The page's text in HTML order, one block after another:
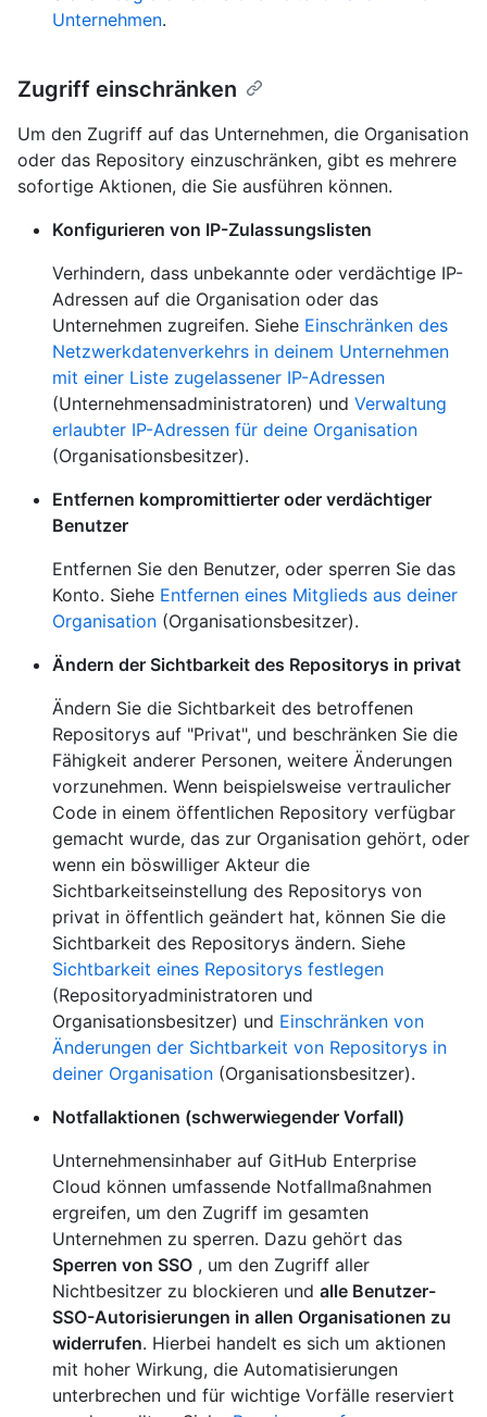
Unternehmen.
Zugriff einschränken
Um den Zugriff auf das Unternehmen, die Organisation
oder das Repository einzuschränken, gibt es mehrere
sofortige Aktionen, die Sie ausführen können.
Konfigurieren von IP-Zulassungslisten
Verhindern, dass unbekannte oder verdächtige IP-
Adressen auf die Organisation oder das
Unternehmen zugreifen. Siehe Einschränken des
Netzwerkdatenverkehrs in deinem Unternehmen
mit einer Liste zugelassener IP-Adressen
(Unternehmensadministratoren) und Verwaltung
erlaubter IP-Adressen für deine Organisation
(Organisationsbesitzer).
Entfernen kompromittierter oder verdächtiger
Benutzer
Entfernen Sie den Benutzer, oder sperren Sie das
Konto. Siehe Entfernen eines Mitglieds aus deiner
Organisation (Organisationsbesitzer).
Ändern der Sichtbarkeit des Repositorys in privat
Ändern Sie die Sichtbarkeit des betroffenen
Repositorys auf "Privat", und beschränken Sie die
Fähigkeit anderer Personen, weitere Änderungen
vorzunehmen. Wenn beispielsweise vertraulicher
Code in einem öffentlichen Repository verfügbar
gemacht wurde, das zur Organisation gehört, oder
wenn ein böswilliger Akteur die
Sichtbarkeitseinstellung des Repositorys von
privat in öffentlich geändert hat, können Sie die
Sichtbarkeit des Repositorys ändern. Siehe
Sichtbarkeit eines Repositorys festlegen
(Repositoryadministratoren und
Organisationsbesitzer) und Einschränken von
Änderungen der Sichtbarkeit von Repositorys in
deiner Organisation (Organisationsbesitzer).
Notfallaktionen (schwerwiegender Vorfall)
Unternehmensinhaber auf GitHub Enterprise
Cloud können umfassende Notfallmaßnahmen
ergreifen, um den Zugriff im gesamten
Unternehmen zu sperren. Dazu gehört das
Sperren von SSO , um den Zugriff aller
Nichtbesitzer zu blockieren und alle Benutzer-
SSO-Autorisierungen in allen Organisationen zu
widerrufen. Hierbei handelt es sich um aktionen
mit hoher Wirkung, die Automatisierungen
unterbrechen und für wichtige Vorfälle reserviert